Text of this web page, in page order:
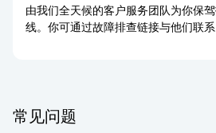
由我们全天候的客户服务团队为你保
线。你可通过故障排查链接与他们联系
常见问题